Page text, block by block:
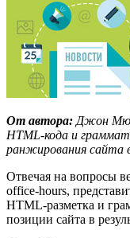
От автора: Джон
HTML-кода и
ранжирования сайта
Отвечая на вопросы
office-hours,
HTML-разметка и
позиции сайта в